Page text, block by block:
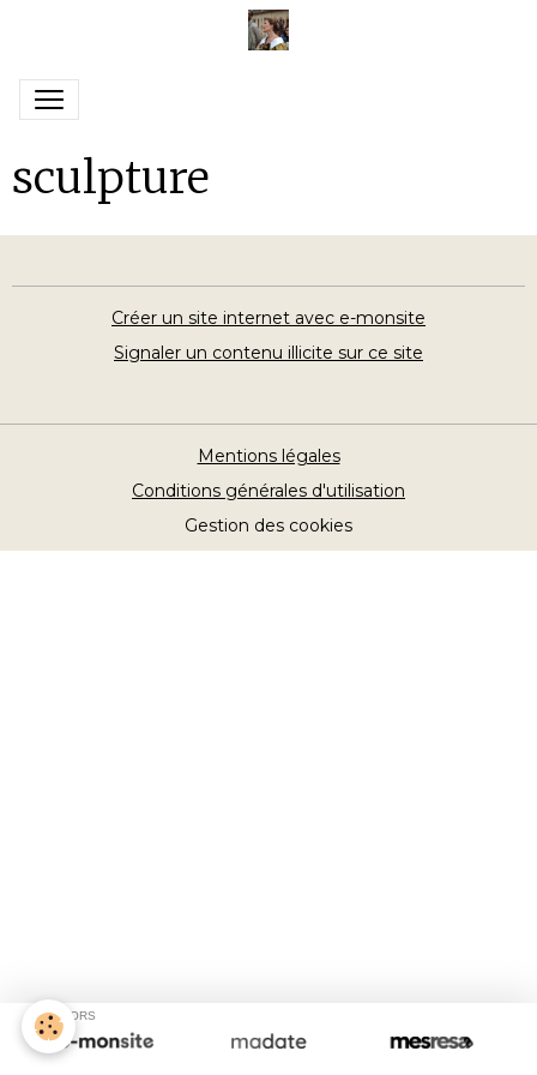
sculpture
Créer un site internet avec e-monsite
Signaler un contenu illicite sur ce site
Mentions légales
Conditions générales d'utilisation
Gestion des cookies
SPONSORS